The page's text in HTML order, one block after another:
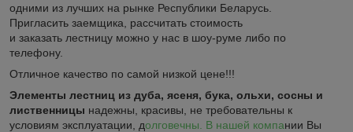
одними из лучших на рынке Республики Беларусь.
Пригласить заемщика, рассчитать стоимость
и заказать лестницу можно у нас в шоу-руме либо по
телефону.
Отличное качество по самой низкой цене!!!
Элементы лестниц из дуба, ясеня, бука, ольхи, сосны и
лиственницы надежны, красивы, не требовательны к
условиям эксплуатации, долговечны. В нашей компании Вы